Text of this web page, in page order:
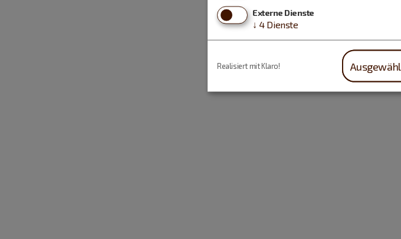
Externe Dienste
↓ 4 Dienste
Realisiert mit Klaro!